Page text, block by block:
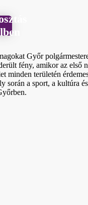
Győr
fény, amikor az első
területén
a sport, a kultúra